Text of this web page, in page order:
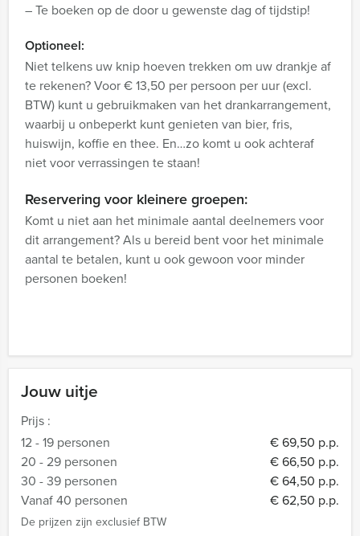
Jouw uitje
Prijs :
12 - 19 personen
€ 69,50 p.p.
20 - 29 personen
€ 66,50 p.p.
30 - 39 personen
€ 64,50 p.p.
Vanaf 40 personen
€ 62,50 p.p.
De prijzen zijn exclusief BTW
– Te boeken op de door u gewenste dag of tijdstip!
Optioneel:
Niet telkens uw knip hoeven trekken om uw drankje af
te rekenen? Voor € 13,50 per persoon per uur (excl.
BTW) kunt u gebruikmaken van het drankarrangement,
waarbij u onbeperkt kunt genieten van bier, fris,
huiswijn, koffie en thee. En…zo komt u ook achteraf
niet voor verrassingen te staan!
Reservering voor kleinere groepen:
Komt u niet aan het minimale aantal deelnemers voor
dit arrangement? Als u bereid bent voor het minimale
aantal te betalen, kunt u ook gewoon voor minder
personen boeken!